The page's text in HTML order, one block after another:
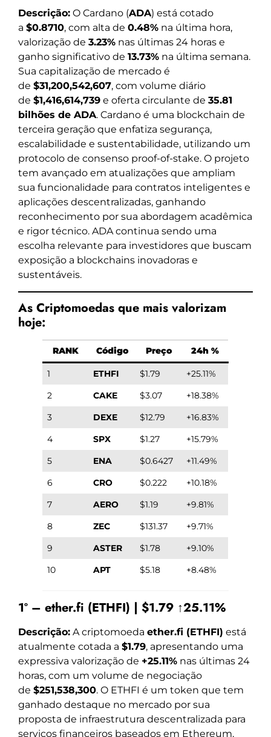
Descrição: O Cardano (ADA) está cotado
a $0.8710, com alta de 0.48% na última hora,
valorização de 3.23% nas últimas 24 horas e
ganho significativo de 13.73% na última semana.
Sua capitalização de mercado é
de $31,200,542,607, com volume diário
de $1,416,614,739 e oferta circulante de 35.81
bilhões de ADA. Cardano é uma blockchain de
terceira geração que enfatiza segurança,
escalabilidade e sustentabilidade, utilizando um
protocolo de consenso proof-of-stake. O projeto
tem avançado em atualizações que ampliam
sua funcionalidade para contratos inteligentes e
aplicações descentralizadas, ganhando
reconhecimento por sua abordagem acadêmica
e rigor técnico. ADA continua sendo uma
escolha relevante para investidores que buscam
exposição a blockchains inovadoras e
sustentáveis.
As Criptomoedas que mais valorizam
hoje:
RANK Código Preço 24h %
1 ETHFI $1.79
+25.11%
2
CAKE $3.07
+18.38%
3
DEXE $12.79
+16.83%
4
SPX $1.27
+15.79%
5
ENA $0.6427
+11.49%
6
CRO $0.222
+10.18%
7
AERO $1.19
+9.81%
8
ZEC $131.37
+9.71%
9
ASTER $1.78
+9.10%
10
APT $5.18 +8.48%
1º – ether.fi (ETHFI) | $1.79 ↑25.11%
Descrição: A criptomoeda ether.fi (ETHFI) está
atualmente cotada a $1.79, apresentando uma
expressiva valorização de +25.11% nas últimas 24
horas, com um volume de negociação
de $251,538,300. O ETHFI é um token que tem
ganhado destaque no mercado por sua
proposta de infraestrutura descentralizada para
serviços financeiros baseados em Ethereum,